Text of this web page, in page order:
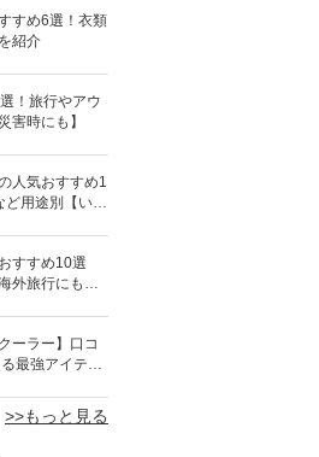
すめ6選！衣類
紹介
！旅行やアウ
害時にも】
人気おすすめ1
ど用途別【いい
すすめ10選
外旅行にも便
ーラー】口コ
最強アイテム
>>もっと見る